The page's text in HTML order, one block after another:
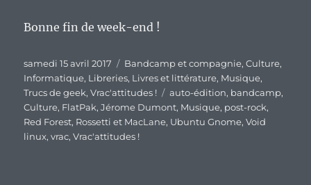
Bonne fin de week-end !
Publié
le
samedi 15 avril 2017 Catégories
Bandcamp et compagnie,Culture,
Informatique, Libreries, Livres et littérature, Musique,
Trucs de geek,Vrac'attitudes ! Étiquettes
auto-édition, bandcamp,
Culture, FlatPak,Jérome Dumont, Musique, post-rock,
Red Forest, Rossetti et MacLane, Ubuntu Gnome,Void
linux,vrac,Vrac'attitudes !